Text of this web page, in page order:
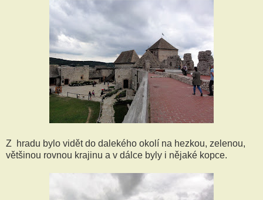
Z hradu bylo vidět do dalekého okolí na hezkou, zelenou,
většinou rovnou krajinu a v dálce byly i nějaké kopce.